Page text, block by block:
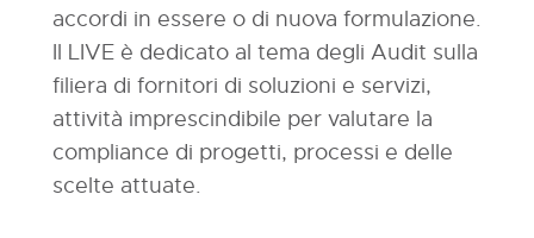
accordi in essere o di nuova formulazione.
Il LIVE è dedicato al tema degli Audit sulla
filiera di fornitori di soluzioni e servizi,
attività imprescindibile per valutare la
compliance di progetti, processi e delle
scelte attuate.